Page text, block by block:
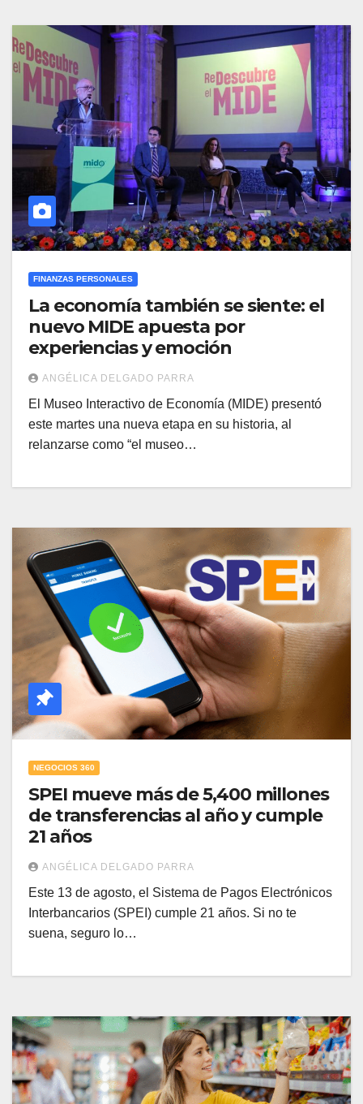
FINANZAS PERSONALES
La economía también se siente: el
nuevo MIDE apuesta por
experiencias y emoción
ANGÉLICA DELGADO PARRA
El Museo Interactivo de Economía (MIDE) presentó
este martes una nueva etapa en su historia, al
relanzarse como “el museo…
NEGOCIOS 360
SPEI mueve más de 5,400 millones
de transferencias al año y cumple
21 años
ANGÉLICA DELGADO PARRA
Este 13 de agosto, el Sistema de Pagos Electrónicos
Interbancarios (SPEI) cumple 21 años. Si no te
suena, seguro lo…